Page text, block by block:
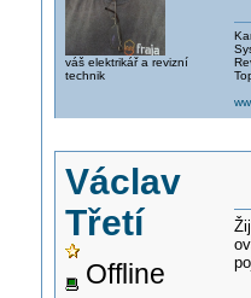
váš elektrikář a revizní
technik
Václav
Třetí
Offline